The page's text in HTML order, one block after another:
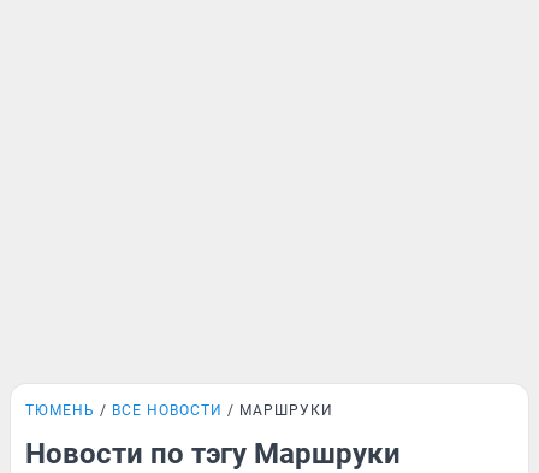
ТЮМЕНЬ ВСЕ НОВОСТИ МАРШРУКИ
Новости по тэгу Маршруки